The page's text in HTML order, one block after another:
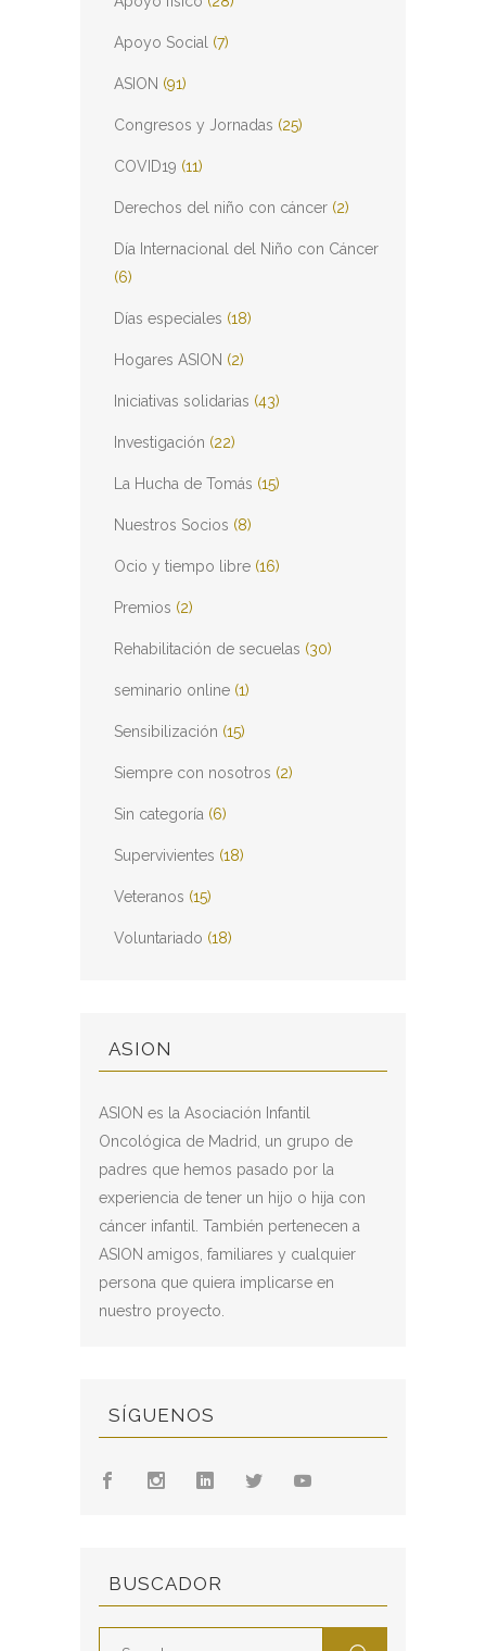
Apoyo Social (7)
ASION (91)
Congresos y Jornadas (25)
COVID19 (11)
Derechos del niño con cáncer (2)
Día Internacional del Niño con Cáncer
(6)
Días especiales (18)
Hogares ASION (2)
Iniciativas solidarias (43)
Investigación (22)
La Hucha de Tomás (15)
Nuestros Socios (8)
Ocio y tiempo libre (16)
Premios (2)
Rehabilitación de secuelas (30)
seminario online (1)
Sensibilización (15)
Siempre con nosotros (2)
Sin categoría (6)
Supervivientes (18)
Veteranos (15)
Voluntariado (18)
ASION
ASION es la Asociación Infantil
Oncológica de Madrid, un grupo de
padres que hemos pasado por la
experiencia de tener un hijo o hija con
cáncer infantil. También pertenecen a
ASION amigos, familiares y cualquier
persona que quiera implicarse en
nuestro proyecto.
SÍGUENOS
BUSCADOR